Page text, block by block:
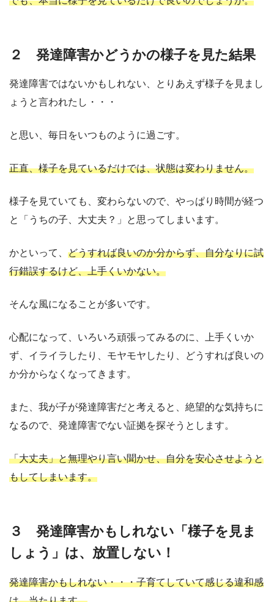
２ 発達障害かどうかの様子を見た結果
発達障害ではないかもしれない、とりあえず様子を見まし
ょうと言われたし・・・
と思い、毎日をいつものように過ごす。
正直、様子を見ているだけでは、状態は変わりません。
様子を見ていても、変わらないので、やっぱり時間が経つ
と「うちの子、大丈夫？」と思ってしまいます。
かといって、 どうすれば良いのか分からず、自分なりに試
行錯誤するけど、上手くいかない。
そんな風になることが多いです。
心配になって、いろいろ頑張ってみるのに、上手くいか
ず、イライラしたり、モヤモヤしたり、どうすれば良いの
か分からなくなってきます。
また、我が子が発達障害だと考えると、絶望的な気持ちに
なるので、発達障害でない証拠を探そうとします。
「大丈夫」と無理やり言い聞かせ、自分を安心させようと
もしてしまいます。
３ 発達障害かもしれない「様子を見ま
しょう」は、放置しない！
発達障害かもしれない・・・子育てしていて感じる違和感